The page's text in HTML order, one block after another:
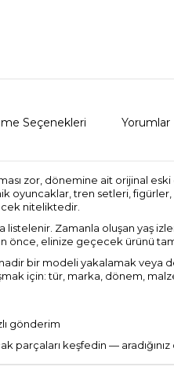
Seçenekleri Yorumlar
zor, dönemine ait orijinal
oyuncaklar, tren setleri,
niteliktedir.
listelenir. Zamanla oluşan yaş
önce, elinize geçecek ürünü
bir modeli yakalamak veya
için: tür, marka, dönem,
gönderim
parçaları keşfedin — aradığınız